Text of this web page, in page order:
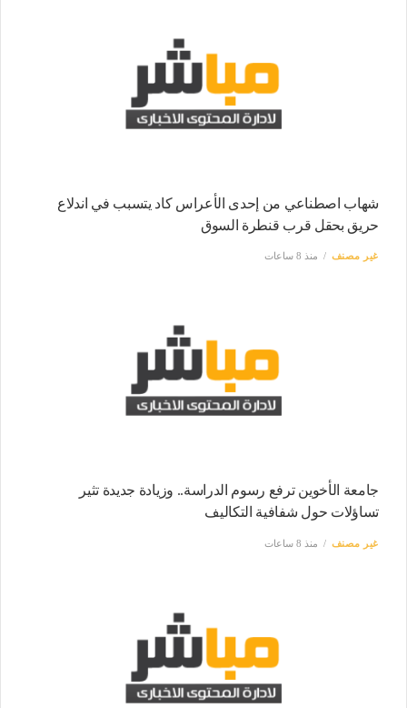
شهاب اصطناعي من إحدى الأعراس كاد يتسبب في اندلاع
حريق بحقل قرب قنطرة السوق
غير مصنف منذ 8 ساعات
جامعة الأخوين ترفع رسوم الدراسة.. وزيادة جديدة تثير
تساؤلات حول شفافية التكاليف
غير مصنف منذ 8 ساعات